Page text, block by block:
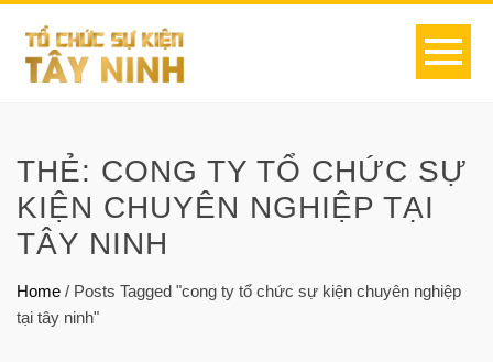
THẺ: CONG TY TỔ CHỨC SỰ
KIỆN CHUYÊN NGHIỆP TẠI
TÂY NINH
Home / Posts Tagged "cong ty tổ chức sự kiện chuyên nghiệp
tại tây ninh"